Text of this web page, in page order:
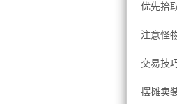
优先拾
注意怪
交易技
摆摊卖